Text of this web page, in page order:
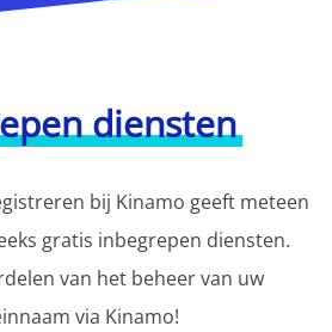
diensten
bij Kinamo geeft meteen
gratis inbegrepen diensten.
van het beheer van uw
via Kinamo!